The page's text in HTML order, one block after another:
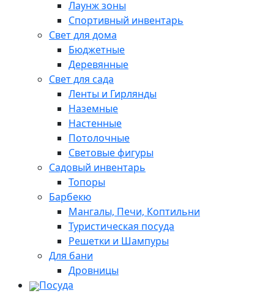
Лаунж зоны
Спортивный инвентарь
Свет для дома
Бюджетные
Деревянные
Свет для сада
Ленты и Гирлянды
Наземные
Настенные
Потолочные
Световые фигуры
Садовый инвентарь
Топоры
Барбекю
Мангалы, Печи, Коптильни
Туристическая посуда
Решетки и Шампуры
Для бани
Дровницы
Посуда